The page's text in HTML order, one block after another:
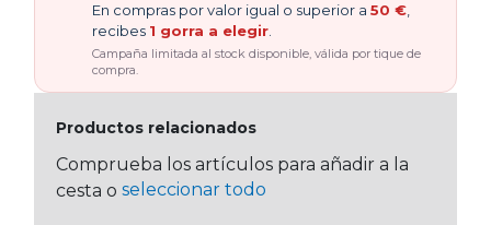
En compras por valor igual o superior a 50 €
recibes 1 gorra a elegir
Campaña limitada al stock disponible, válida por tique de
compra.
Productos relacionados
Comprueba los artículos para añadir a la
cesta o seleccionar todo